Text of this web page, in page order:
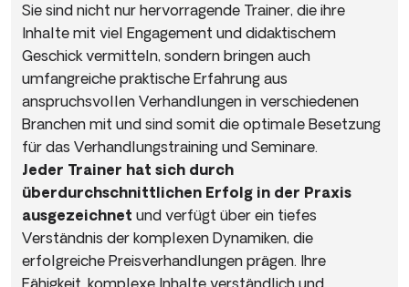
Sie sind nicht nur hervorragende Trainer, die ihre
Inhalte mit viel Engagement und didaktischem
Geschick vermitteln, sondern bringen auch
umfangreiche praktische Erfahrung aus
anspruchsvollen Verhandlungen in verschiedenen
Branchen mit und sind somit die optimale Besetzung
für das Verhandlungstraining und Seminare.
Jeder Trainer hat sich durch
überdurchschnittlichen Erfolg in der Praxis
ausgezeichnet und verfügt über ein tiefes
Verständnis der komplexen Dynamiken, die
erfolgreiche Preisverhandlungen prägen. Ihre
Fähigkeit, komplexe Inhalte verständlich und